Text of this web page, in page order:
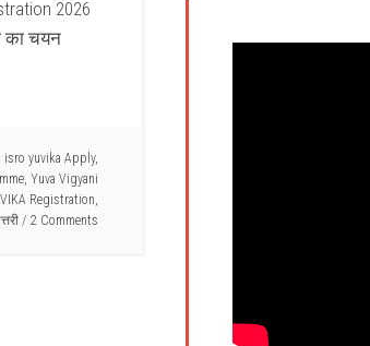
2026
का चयन
isro yuvika Apply,
, Yuva Vigyani
Registration,
2 Comments